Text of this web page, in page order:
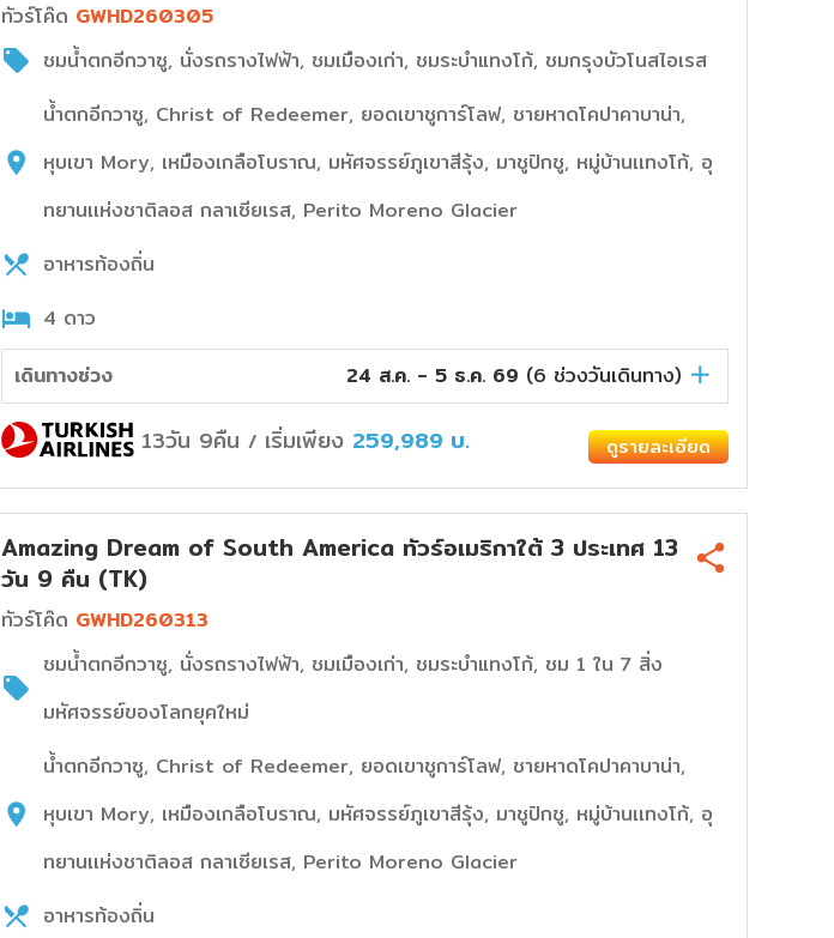
ทัวร์โค๊ด GWHD260305
ชมน้ำตกอีกวาซู, นั่งรถรางไฟฟ้า, ชมเมืองเก่า, ชมระบำแทงโก้, ชมกรุงบัวโนสไอเรส
น้ำตกอีกวาซู, Christ of Redeemer, ยอดเขาชูการ์โลฟ, ชายหาดโคปาคาบาน่า,
หุบเขา Mory, เหมืองเกลือโบราณ, มหัศจรรย์ภูเขาสีรุ้ง, มาชูปิกชู, หมู่บ้านเเทงโก้, อุ
ทยานเเห่งชาติลอส กลาเซียเรส, Perito Moreno Glacier
อาหารท้องถิ่น
4 ดาว
เดินทางช่วง
24 ส.ค. - 5 ธ.ค. 69 (6 ช่วงวันเดินทาง)
13วัน 9คืน / เริ่มเพียง 259,989 บ. ดูรายละเอียด
Amazing Dream of South America ทัวร์อเมริกาใต้ 3 ประเทศ 13
วัน 9 คืน (TK)
ทัวร์โค๊ด GWHD260313
ชมน้ำตกอีกวาซู, นั่งรถรางไฟฟ้า, ชมเมืองเก่า, ชมระบำแทงโก้, ชม 1 ใน 7 สิ่ง
มหัศจรรย์ของโลกยุคใหม่
น้ำตกอีกวาซู, Christ of Redeemer, ยอดเขาชูการ์โลฟ, ชายหาดโคปาคาบาน่า,
หุบเขา Mory, เหมืองเกลือโบราณ, มหัศจรรย์ภูเขาสีรุ้ง, มาชูปิกชู, หมู่บ้านเเทงโก้, อุ
ทยานเเห่งชาติลอส กลาเซียเรส, Perito Moreno Glacier
อาหารท้องถิ่น